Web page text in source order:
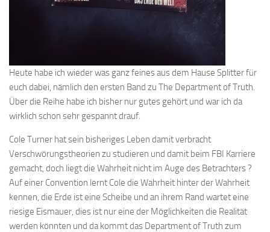
Heute habe ich wieder was ganz feines aus dem Hause Splitter für
euch dabei, nämlich den ersten Band zu The Department of Truth.
Über die Reihe habe ich bisher nur gutes gehört und war ich da
wirklich schon sehr gespannt drauf.
Cole Turner hat sein bisheriges Leben damit verbracht
Verschwörungstheorien zu studieren und damit beim FBI Karriere
gemacht, doch liegt die Wahrheit nicht im Auge des Betrachters ?
Auf einer Convention lernt Cole die Wahrheit hinter der Wahrheit
kennen, die Erde ist eine Scheibe und an ihrem Rand wartet eine
riesige Eismauer, dies ist nur eine der Möglichkeiten die Realität
werden könnten und da kommt das Department of Truth zum